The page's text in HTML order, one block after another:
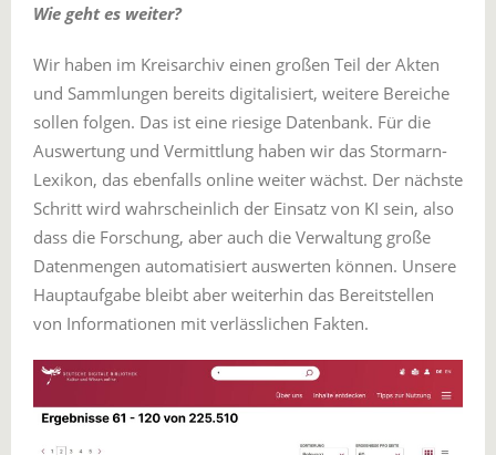
Wie geht es weiter?
Wir haben im Kreisarchiv einen großen Teil der Akten
und Sammlungen bereits digitalisiert, weitere Bereiche
sollen folgen. Das ist eine riesige Datenbank. Für die
Auswertung und Vermittlung haben wir das Stormarn-
Lexikon, das ebenfalls online weiter wächst. Der nächste
Schritt wird wahrscheinlich der Einsatz von KI sein, also
dass die Forschung, aber auch die Verwaltung große
Datenmengen automatisiert auswerten können. Unsere
Hauptaufgabe bleibt aber weiterhin das Bereitstellen
von Informationen mit verlässlichen Fakten.